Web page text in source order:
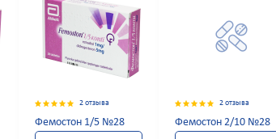
2 отзыва
Фемостон 1/5 №28
2 отзыва
Фемостон 2/10 №28